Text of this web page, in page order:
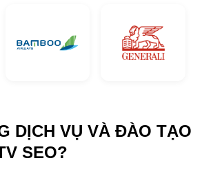
DỊCH VỤ VÀ ĐÀO TẠO
SEO?